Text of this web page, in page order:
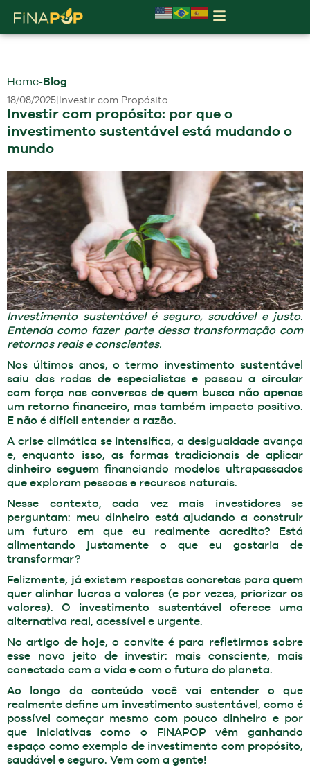
Home-Blog
18/08/2025|Investir com Propósito
Investir com propósito: por que o
investimento sustentável está mudando o
mundo
Investimento sustentável é seguro, saudável e justo.
Entenda como fazer parte dessa transformação com
retornos reais e conscientes.
Nos últimos anos, o termo investimento sustentável
saiu das rodas de especialistas e passou a circular
com força nas conversas de quem busca não apenas
um retorno financeiro, mas também impacto positivo.
E não é difícil entender a razão.
A crise climática se intensifica, a desigualdade avança
e, enquanto isso, as formas tradicionais de aplicar
dinheiro seguem financiando modelos ultrapassados
que exploram pessoas e recursos naturais.
Nesse contexto, cada vez mais investidores se
perguntam: meu dinheiro está ajudando a construir
um futuro em que eu realmente acredito? Está
alimentando justamente o que eu gostaria de
transformar?
Felizmente, já existem respostas concretas para quem
quer alinhar lucros a valores (e por vezes, priorizar os
valores). O investimento sustentável oferece uma
alternativa real, acessível e urgente.
No artigo de hoje, o convite é para refletirmos sobre
esse novo jeito de investir: mais consciente, mais
conectado com a vida e com o futuro do planeta.
Ao longo do conteúdo você vai entender o que
realmente define um investimento sustentável, como é
possível começar mesmo com pouco dinheiro e por
que iniciativas como o FINAPOP vêm ganhando
espaço como exemplo de investimento com propósito,
saudável e seguro. Vem com a gente!